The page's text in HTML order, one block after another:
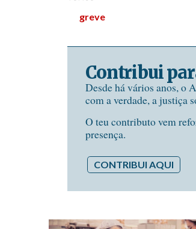
greve
Contribui
Desde há vários anos, o
com a verdade, a justiça
O teu contributo vem
presença.
CONTRIBUI AQUI